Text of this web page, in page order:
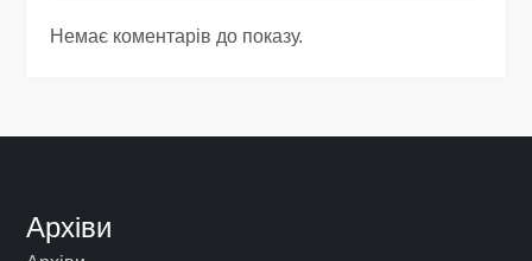
Немає коментарів до показу.
Архіви